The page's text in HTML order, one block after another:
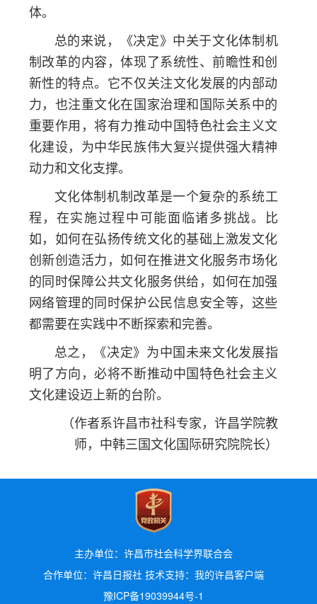
体。
总的来说，《决定》中关于文化体制机
制改革的内容，体现了系统性、前瞻性和创
新性的特点。它不仅关注文化发展的内部动
力，也注重文化在国家治理和国际关系中的
重要作用，将有力推动中国特色社会主义文
化建设，为中华民族伟大复兴提供强大精神
动力和文化支撑。
文化体制机制改革是一个复杂的系统工
程，在实施过程中可能面临诸多挑战。比
如，如何在弘扬传统文化的基础上激发文化
创新创造活力，如何在推进文化服务市场化
的同时保障公共文化服务供给，如何在加强
网络管理的同时保护公民信息安全等，这些
都需要在实践中不断探索和完善。
总之，《决定》为中国未来文化发展指
明了方向，必将不断推动中国特色社会主义
文化建设迈上新的台阶。
（作者系许昌市社科专家，许昌学院教
师，中韩三国文化国际研究院院长）
主办单位：许昌市社会科学界联合会
合作单位：许昌日报社 技术支持：我的许昌客户端
豫ICP备19039944号-1